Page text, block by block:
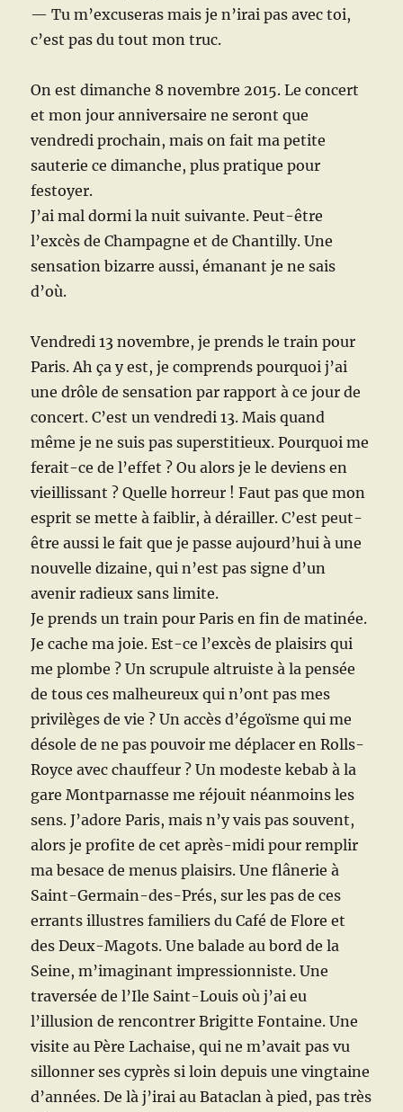
— Tu m’excuseras mais je n’irai pas avec toi,
c’est pas du tout mon truc.
On est dimanche 8 novembre 2015. Le concert
et mon jour anniversaire ne seront que
vendredi prochain, mais on fait ma petite
sauterie ce dimanche, plus pratique pour
festoyer.
J’ai mal dormi la nuit suivante. Peut-être
l’excès de Champagne et de Chantilly. Une
sensation bizarre aussi, émanant je ne sais
d’où.
Vendredi 13 novembre, je prends le train pour
Paris. Ah ça y est, je comprends pourquoi j’ai
une drôle de sensation par rapport à ce jour de
concert. C’est un vendredi 13. Mais quand
même je ne suis pas superstitieux. Pourquoi me
ferait-ce de l’effet ? Ou alors je le deviens en
vieillissant ? Quelle horreur ! Faut pas que mon
esprit se mette à faiblir, à dérailler. C’est peut-
être aussi le fait que je passe aujourd’hui à une
nouvelle dizaine, qui n’est pas signe d’un
avenir radieux sans limite.
Je prends un train pour Paris en fin de matinée.
Je cache ma joie. Est-ce l’excès de plaisirs qui
me plombe ? Un scrupule altruiste à la pensée
de tous ces malheureux qui n’ont pas mes
privilèges de vie ? Un accès d’égoïsme qui me
désole de ne pas pouvoir me déplacer en Rolls-
Royce avec chauffeur ? Un modeste kebab à la
gare Montparnasse me réjouit néanmoins les
sens. J’adore Paris, mais n’y vais pas souvent,
alors je profite de cet après-midi pour remplir
ma besace de menus plaisirs. Une flânerie à
Saint-Germain-des-Prés, sur les pas de ces
errants illustres familiers du Café de Flore et
des Deux-Magots. Une balade au bord de la
Seine, m’imaginant impressionniste. Une
traversée de l’Ile Saint-Louis où j’ai eu
l’illusion de rencontrer Brigitte Fontaine. Une
visite au Père Lachaise, qui ne m’avait pas vu
sillonner ses cyprès si loin depuis une vingtaine
d’années. De là j’irai au Bataclan à pied, pas très